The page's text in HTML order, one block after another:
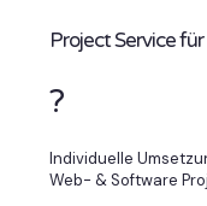
Project Service
?
Individuelle
Web- & Software